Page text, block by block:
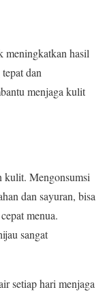
meningkatkan hasil
dan
menjaga kulit
kulit. Mengonsumsi
dan sayuran, bisa
menua.
sangat
setiap hari menjaga